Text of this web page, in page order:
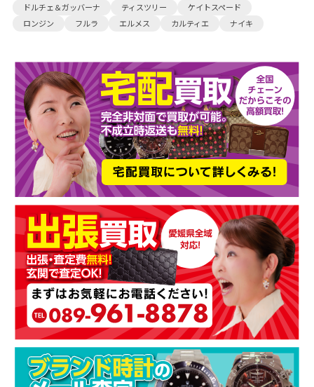
ドルチェ＆ガッバーナ
ティスツリー
ケイトスペード
ロンジン
フルラ エルメス カルティエ ナイキ